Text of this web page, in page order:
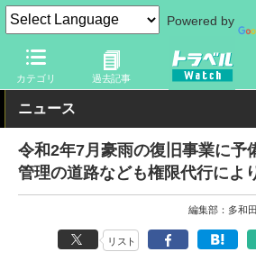
Powered by
カテゴリ 過去記事
トラベル Watch 地域 国内旅行 中部
ニュース
令和2年7月豪雨の復旧事業に予
管理の道路なども権限代行によ
編集部：多和
リスト